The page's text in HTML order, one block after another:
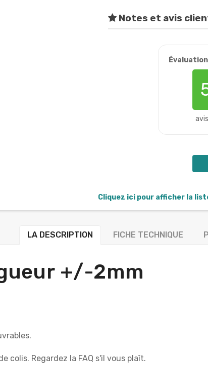
Notes et avis
Cliquez ici pour afficher la
LA DESCRIPTION FICHE TECHNIQUE
+/-2mm
colis. Regardez la FAQ s'il vous plaît.